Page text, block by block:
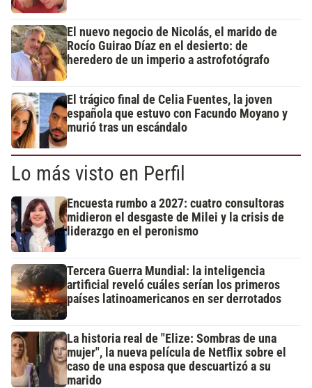
El nuevo negocio de Nicolás, el marido de
Rocío Guirao Díaz en el desierto: de
heredero de un imperio a astrofotógrafo
El trágico final de Celia Fuentes, la joven
española que estuvo con Facundo Moyano y
murió tras un escándalo
Lo más visto en Perfil
Encuesta rumbo a 2027: cuatro consultoras
midieron el desgaste de Milei y la crisis de
liderazgo en el peronismo
Tercera Guerra Mundial: la inteligencia
artificial reveló cuáles serían los primeros
países latinoamericanos en ser derrotados
La historia real de "Elize: Sombras de una
mujer", la nueva película de Netflix sobre el
caso de una esposa que descuartizó a su
marido